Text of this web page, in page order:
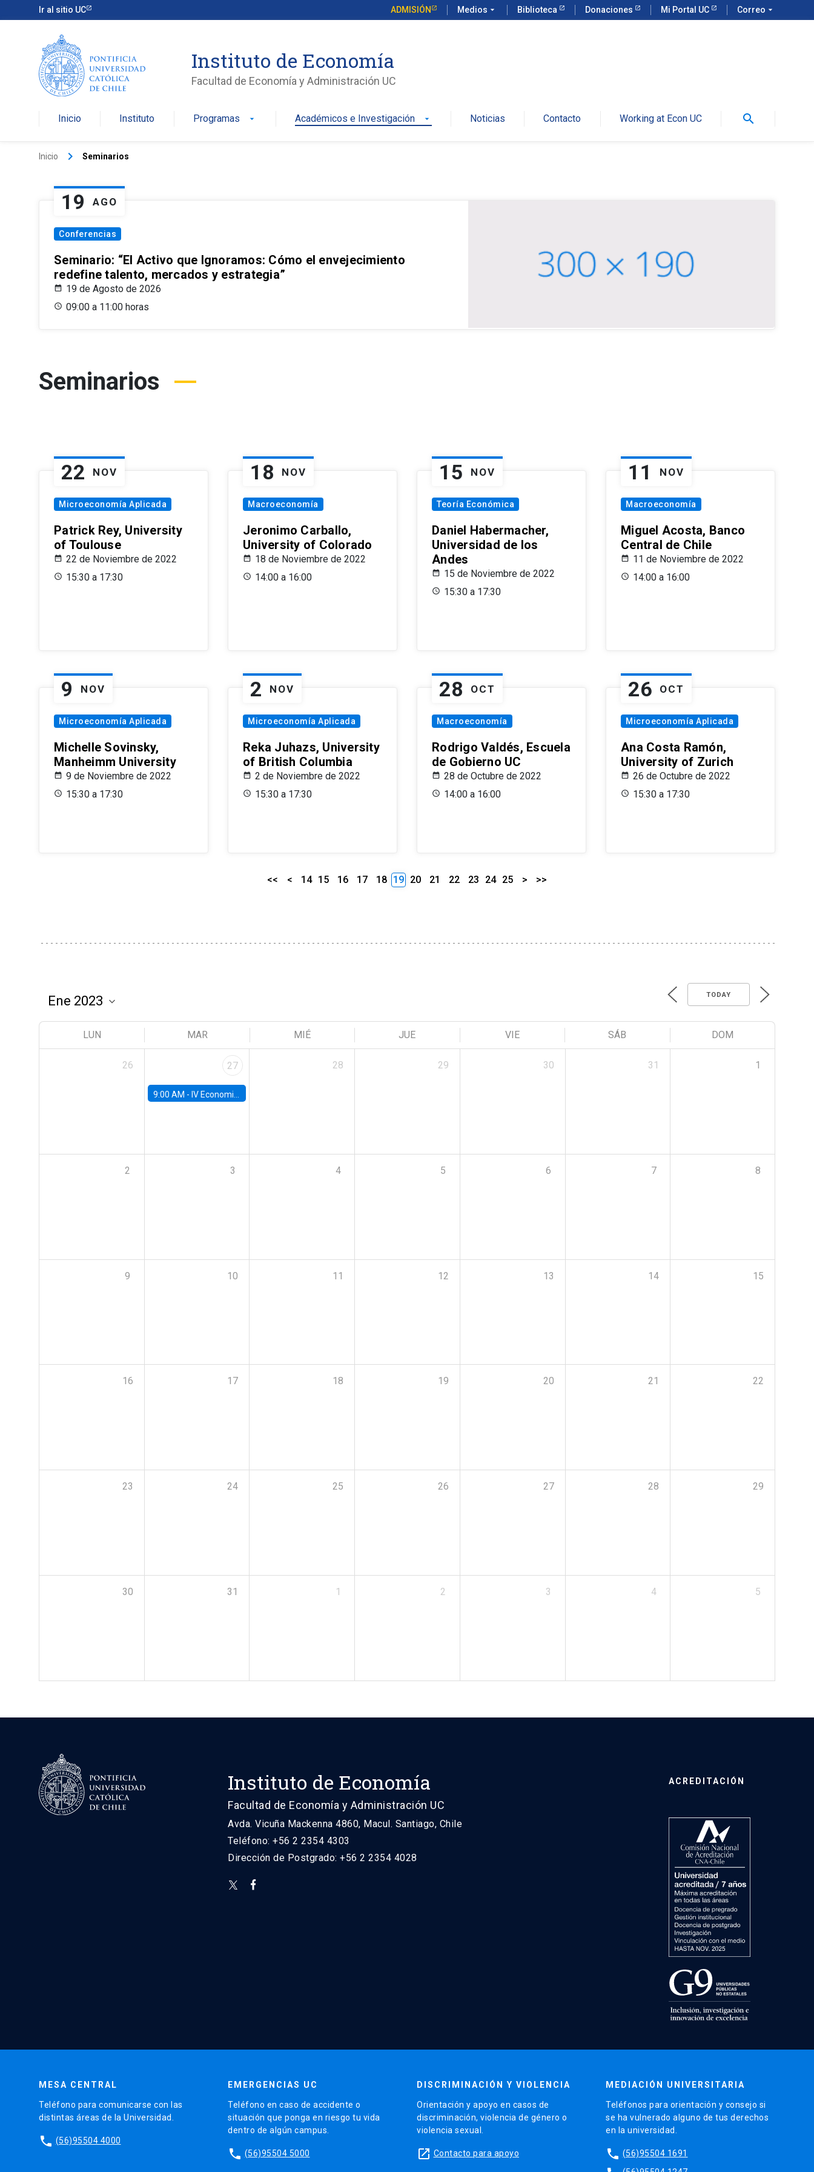
Ir al sitio UC ADMISIÓN Medios arrow_drop_down Biblioteca Donaciones Mi Portal UC Correo arrow_drop_down
Instituto de Economía
Facultad de Economía y Administración UC
Inicio Instituto Programas arrow_drop_down Académicos e Investigación arrow_drop_down Noticias Contacto Working at Econ UC search
Inicio keyboard_arrow_right Seminarios
19 AGO
Conferencias
Seminario: “El Activo que Ignoramos: Cómo el envejecimiento
redefine talento, mercados y estrategia”
19 de Agosto de 2026
09:00 a 11:00 horas
Seminarios
22 NOV
Microeconomía Aplicada
Patrick Rey, University
of Toulouse
22 de Noviembre de 2022
15:30 a 17:30
18 NOV
Macroeconomía
Jeronimo Carballo,
University of Colorado
18 de Noviembre de 2022
14:00 a 16:00
15 NOV
Teoría Económica
Daniel Habermacher,
Universidad de los
Andes
15 de Noviembre de 2022
15:30 a 17:30
11 NOV
Macroeconomía
Miguel Acosta, Banco
Central de Chile
11 de Noviembre de 2022
14:00 a 16:00
9 NOV
Microeconomía Aplicada
Michelle Sovinsky,
Manheimm University
9 de Noviembre de 2022
15:30 a 17:30
2 NOV
Microeconomía Aplicada
Reka Juhazs, University
of British Columbia
2 de Noviembre de 2022
15:30 a 17:30
28 OCT
Macroeconomía
Rodrigo Valdés, Escuela
de Gobierno UC
28 de Octubre de 2022
14:00 a 16:00
26 OCT
Microeconomía Aplicada
Ana Costa Ramón,
University of Zurich
26 de Octubre de 2022
15:30 a 17:30
<< < 14 15 16 17 18 19 20 21 22 23 24 25 > >>
TODAY
LUN MAR MIÉ JUE VIE SÁB DOM
26 27
9:00 AM - IV Economics Alumni Workshop
28 29 30 31 1
2 3 4 5 6 7 8
9 10 11 12 13 14 15
16 17 18 19 20 21 22
23 24 25 26 27 28 29
30 31 1 2 3 4 5
Instituto de Economía
Facultad de Economía y Administración UC
Avda. Vicuña Mackenna 4860, Macul. Santiago, Chile
Teléfono: +56 2 2354 4303
Dirección de Postgrado: +56 2 2354 4028
ACREDITACIÓN
MESA CENTRAL
Teléfono para comunicarse con las
distintas áreas de la Universidad.
phone (56)95504 4000
EMERGENCIAS UC
Teléfono en caso de accidente o
situación que ponga en riesgo tu vida
dentro de algún campus.
phone (56)95504 5000
DISCRIMINACIÓN Y VIOLENCIA
Orientación y apoyo en casos de
discriminación, violencia de género o
violencia sexual.
launch Contacto para apoyo
MEDIACIÓN UNIVERSITARIA
Teléfonos para orientación y consejo si
se ha vulnerado alguno de tus derechos
en la universidad.
phone (56)95504 1691